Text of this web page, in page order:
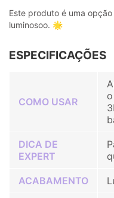
Este produto é uma
luminosoo. 🌟
ESPECIFICAÇÕES
COMO USAR
DICA DE
EXPERT
ACABAMENTO